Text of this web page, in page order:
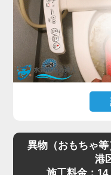
のトラブルが増えてい
特に節水型トイレでは
固まると、ラバーカ
ケースが多いのが特徴
今回の現場では、表面
め、便器を一度取り外
する方法を選択しまし
便器を脱着し、排水路
位置で塞いでいました
固まりを丁寧に除去し
テストを実施すると、
流したところ水位が
ったというご相談があ
現場に伺って状況を確
異物（おもちゃ
港
施工料金：